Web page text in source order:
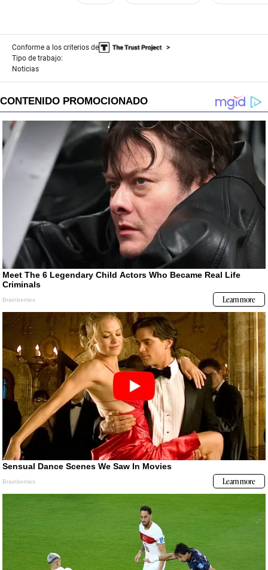
Conforme a los criterios de
Tipo de trabajo:
Noticias